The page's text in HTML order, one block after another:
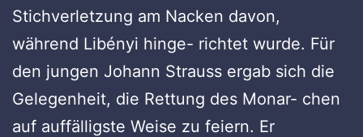
Stichverletzung am Nacken davon,
während Libényi hinge- richtet wurde. Für
den jungen Johann Strauss ergab sich die
Gelegenheit, die Rettung des Monar- chen
auf auffälligste Weise zu feiern. Er